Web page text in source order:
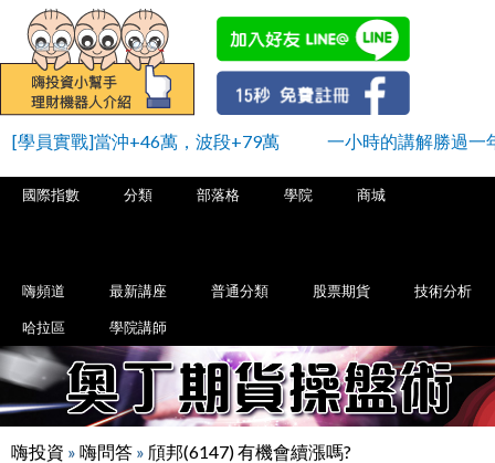
[學員實戰]當沖+46萬，波段+79萬 一小時的講解勝過一
國際指數 分類 部落格 學院 商城
嗨頻道 最新講座 普通分類 股票期貨 技術分析
哈拉區 學院講師
嗨投資 » 嗨問答 » 頎邦(6147) 有機會續漲嗎?